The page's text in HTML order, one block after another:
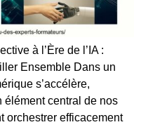
à l’Ère de l’IA :
Ensemble Dans un
s’accélère,
élément central de nos
orchestrer efficacement